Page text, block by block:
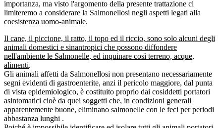
importanza, ma visto l'argomento della presente trattazione ci
limiteremo a considerare la Salmonellosi negli aspetti legati alla
coesistenza uomo-animale.
Il cane, il piccione, il ratto, il topo ed il riccio, sono solo alcuni degli
animali domestici e sinantropici che possono diffondere
nell'ambiente le Salmonelle, ed inquinare così terreno, acque,
alimenti.
Gli animali affetti da Salmonellosi non presentano necessariamente
segni evidenti di gastroenterite, anzi il pericolo maggiore, dal punta
di vista epidemiologico, è costituito proprio dai cosiddetti portatori
asintomatici cioè da quei soggetti che, in condizioni generali
apparentemente buone, eliminano salmonelle con le feci per periodi
abbastanza lunghi .